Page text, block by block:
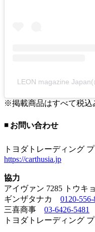
LEON magazine
※掲載商品はすべて税込
◾️ お問い合わせ
トヨダトレーディング
https://carthusia.jp
協力
アイヴァン 7285 トウキ
ギンザタナカ 0120-556-
三喜商事 03-6426-5481
トヨダトレーディング